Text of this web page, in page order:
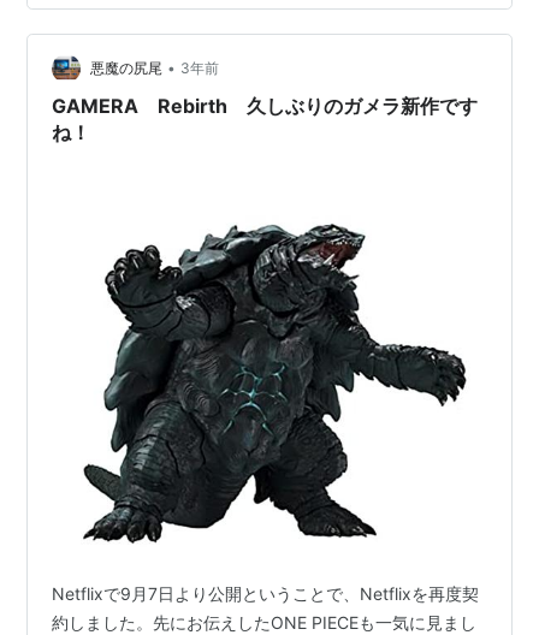
これは大人向けって感じで何回か見たわ。相手がギャオ
スってのもあるかしら。宿敵って感じがするのよね。ジ
ョーと力石みたいな感じで。その武器が超音波メス。こ
れが凄いのよ。まるで石川五右衛門の斬鉄剣みたい。お
まけに飛ぶでしょ。だから亀の歩みのようじゃケン…
悪魔の尻尾 • 3年前
GAMERA Rebirth 久しぶりのガメラ新作です
ね！
Netflixで9月7日より公開ということで、Netflixを再度契
約しました。先にお伝えしたONE PIECEも一気に見まし